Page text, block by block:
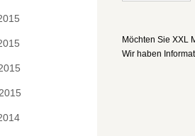
Möchten Sie XXL
Wir haben